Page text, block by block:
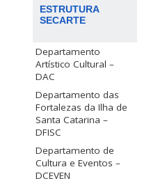
ESTRUTURA
SECARTE
Departamento
Artístico Cultural –
DAC
Departamento das
Fortalezas da Ilha de
Santa Catarina –
DFISC
Departamento de
Cultura e Eventos –
DCEVEN